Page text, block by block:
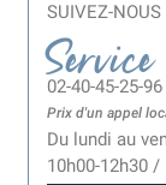
SUIVEZ-NOUS
02-40-45-25-96
Prix d'un appel
Du lundi au
10h00-12h30 /